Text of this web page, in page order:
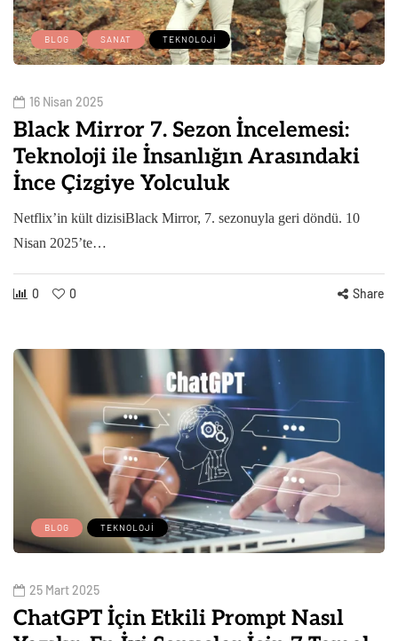
BLOG SANAT TEKNOLOJI
16 Nisan 2025
Black Mirror 7. Sezon İncelemesi:
Teknoloji ile İnsanlığın Arasındaki
İnce Çizgiye Yolculuk
Netflix’in kült dizisiBlack Mirror, 7. sezonuyla geri döndü. 10
Nisan 2025’te…
0 0 Share
BLOG TEKNOLOJI
25 Mart 2025
ChatGPT İçin Etkili Prompt Nasıl